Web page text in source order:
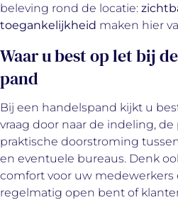
beleving rond de locatie:
toegankelijkheid maken hier
Waar u best op let bij
pand
Bij een handelspand kijkt u
vraag door naar de indeling,
praktische doorstroming
en eventuele bureaus. Denk
comfort voor uw medewerkers
regelmatig open bent of